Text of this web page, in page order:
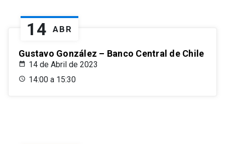
14 ABR
Gustavo González – Banco Central de Chile
14 de Abril de 2023
14:00 a 15:30